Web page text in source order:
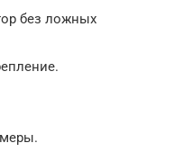
без ложных